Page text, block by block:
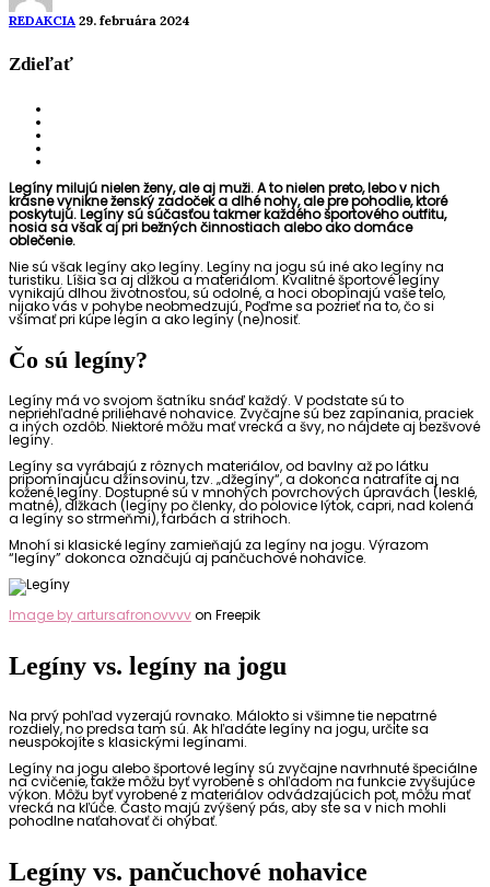
REDAKCIA 29. februára 2024
Zdieľať
Legíny milujú nielen ženy, ale aj muži. A to nielen preto, lebo v nich
krásne vynikne ženský zadoček a dlhé nohy, ale pre pohodlie, ktoré
poskytujú. Legíny sú súčasťou takmer každého športového outfitu,
nosia sa však aj pri bežných činnostiach alebo ako domáce
oblečenie.
Nie sú však legíny ako legíny. Legíny na jogu sú iné ako legíny na
turistiku. Líšia sa aj dĺžkou a materiálom. Kvalitné športové legíny
vynikajú dlhou životnosťou, sú odolné, a hoci obopínajú vaše telo,
nijako vás v pohybe neobmedzujú. Poďme sa pozrieť na to, čo si
všímať pri kúpe legín a ako legíny (ne)nosiť.
Čo sú legíny?
Legíny má vo svojom šatníku snáď každý. V podstate sú to
nepriehľadné priliehavé nohavice. Zvyčajne sú bez zapínania, praciek
a iných ozdôb. Niektoré môžu mať vrecká a švy, no nájdete aj bezšvové
legíny.
Legíny sa vyrábajú z rôznych materiálov, od bavlny až po látku
pripomínajúcu džínsovinu, tzv. „džegíny“, a dokonca natrafíte aj na
kožené legíny. Dostupné sú v mnohých povrchových úpravách (lesklé,
matné), dĺžkach (legíny po členky, do polovice lýtok, capri, nad kolená
a legíny so strmeňmi), farbách a strihoch.
Mnohí si klasické legíny zamieňajú za legíny na jogu. Výrazom
“legíny” dokonca označujú aj pančuchové nohavice.
Image by artursafronovvvvon Freepik
Legíny vs. legíny na jogu
Na prvý pohľad vyzerajú rovnako. Málokto si všimne tie nepatrné
rozdiely, no predsa tam sú. Ak hľadáte legíny na jogu, určite sa
neuspokojíte s klasickými legínami.
Legíny na jogu alebo športové legíny sú zvyčajne navrhnuté špeciálne
na cvičenie, takže môžu byť vyrobené s ohľadom na funkcie zvyšujúce
výkon. Môžu byť vyrobené z materiálov odvádzajúcich pot, môžu mať
vrecká na kľúče. Často majú zvýšený pás, aby ste sa v nich mohli
pohodlne naťahovať či ohýbať.
Legíny vs. pančuchové nohavice